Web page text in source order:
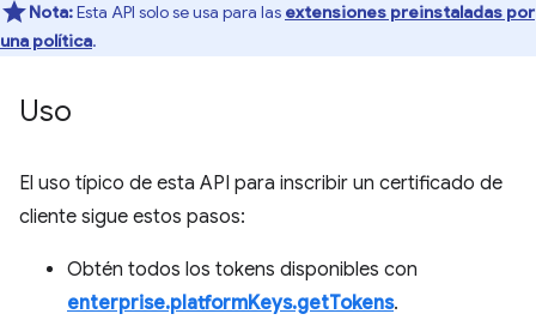
Nota:Esta API solo se usa para las extensiones preinstaladas por
una política.
Uso
El uso típico de esta API para inscribir un certificado de
cliente sigue estos pasos:
Obtén todos los tokens disponibles con
enterprise.platformKeys.getTokens.